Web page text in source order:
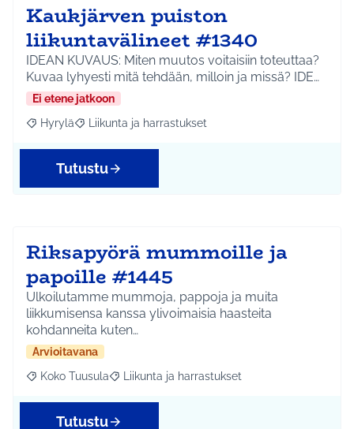
Kaukjärven puiston
liikuntavälineet #1340
IDEAN KUVAUS: Miten muutos voitaisiin toteuttaa?
Kuvaa lyhyesti mitä tehdään, milloin ja missä? IDE…
Ei etene jatkoon
Rajaa tulokset aihepiirin mukaan: Hyrylä
Hyrylä Rajaa tulokset teeman mukaan: Liikunta ja
Liikunta ja harrastukset
Tutustu
Riksapyörä mummoille ja
papoille #1445
Ulkoilutamme mummoja, pappoja ja muita
liikkumisensa kanssa ylivoimaisia haasteita
kohdanneita kuten…
Arvioitavana
Rajaa tulokset aihepiirin mukaan: Koko Tuusula
Koko Tuusula Rajaa tulokset teeman mukaan: Liikunta ja
Liikunta ja harrastukset
Tutustu